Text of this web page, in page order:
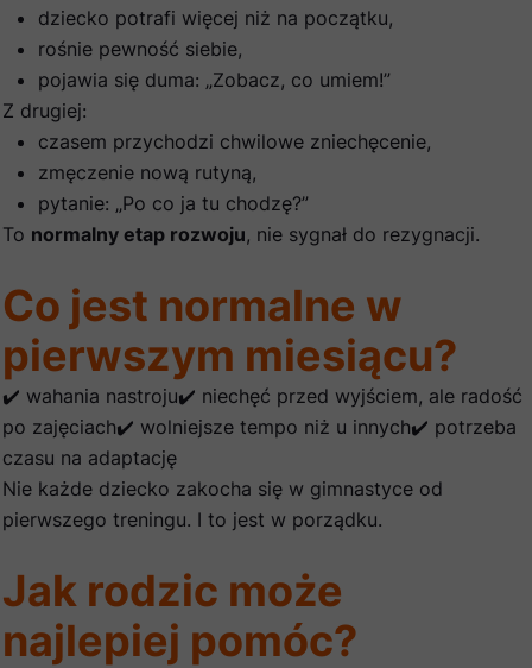
dziecko potrafi więcej niż na początku,
rośnie pewność siebie,
pojawia się duma: „Zobacz, co umiem!”
Z drugiej:
czasem przychodzi chwilowe zniechęcenie,
zmęczenie nową rutyną,
pytanie: „Po co ja tu chodzę?”
To normalny etap rozwoju, nie sygnał do rezygnacji.
Co jest normalne w
pierwszym miesiącu?
✔️ wahania nastroju✔️ niechęć przed wyjściem, ale radość
po zajęciach✔️ wolniejsze tempo niż u innych✔️ potrzeba
czasu na adaptację
Nie każde dziecko zakocha się w gimnastyce od
pierwszego treningu. I to jest w porządku.
Jak rodzic może
najlepiej pomóc?